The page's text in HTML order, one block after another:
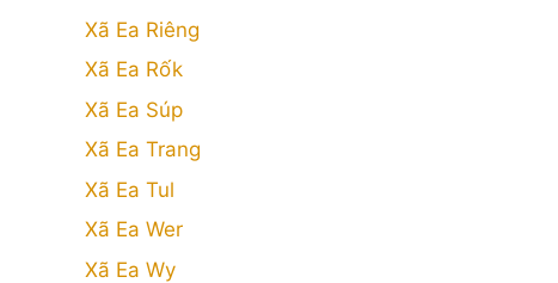
Xã Ea Riêng
Xã Ea Rốk
Xã Ea Súp
Xã Ea Trang
Xã Ea Tul
Xã Ea Wer
Xã Ea Wy